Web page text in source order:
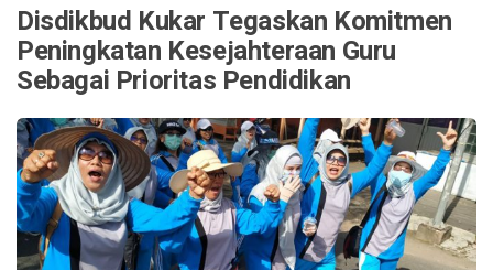
Disdikbud Kukar Tegaskan Komitmen
Peningkatan Kesejahteraan Guru
Sebagai Prioritas Pendidikan